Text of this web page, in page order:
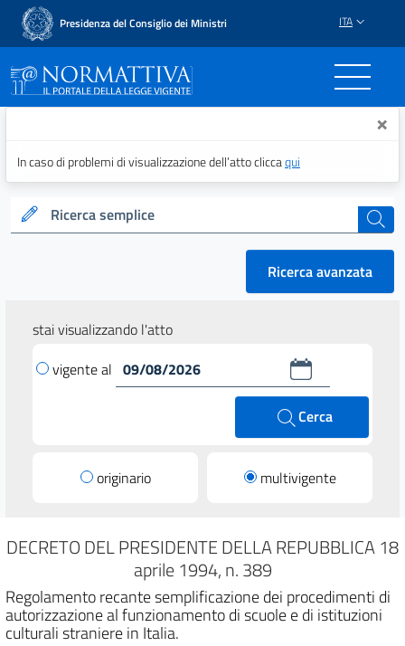
Presidenza del Consiglio dei Ministri ITA
Normattiva - Il portale ×
In caso di problemi di visualizzazione dell’atto cliccaqui
Ricerca semplice cerca
Ricerca avanzata
stai visualizzando l'atto
vigente al
Cerca
originario multivigente
DECRETO DEL PRESIDENTE DELLA REPUBBLICA 18
aprile 1994, n. 389
Regolamento recante semplificazione dei procedimenti di
autorizzazione al funzionamento di scuole e di istituzioni
culturali straniere in Italia.